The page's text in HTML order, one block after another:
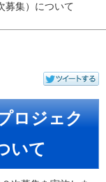
募集）について
ロジェク
いて